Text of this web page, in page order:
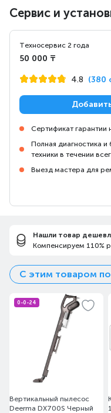
Сервис и
Техносервис 2 года
50 000 ₸
4.8 (380
Сертификат гарантии
Полная диагностика
техники в течении
Выезд мастера для
Нашли товар
Компенсируем 110%
С этим товаром
0-0-24
Вертикальный пылесос
Deerma DX700S Черный